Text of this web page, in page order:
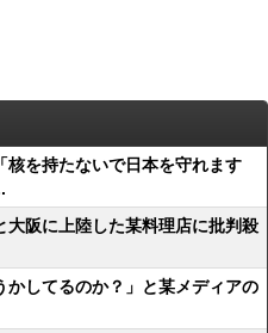
核を持たないで日本を守れます
大阪に上陸した某料理店に批判殺
かしてるのか？」と某メディアの